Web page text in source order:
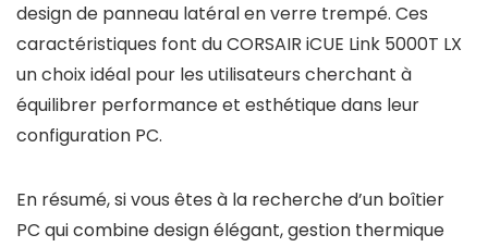
design de panneau latéral en verre trempé. Ces
caractéristiques font du CORSAIR iCUE Link 5000T LX
un choix idéal pour les utilisateurs cherchant à
équilibrer performance et esthétique dans leur
configuration PC.
En résumé, si vous êtes à la recherche d’un boîtier
PC qui combine design élégant, gestion thermique